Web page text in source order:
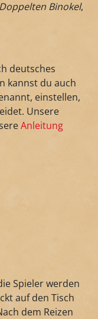
Doppelten Binokel,
deutsches
kannst du auch
einstellen,
Unsere
Anleitung
Spieler werden
auf den Tisch
dem Reizen